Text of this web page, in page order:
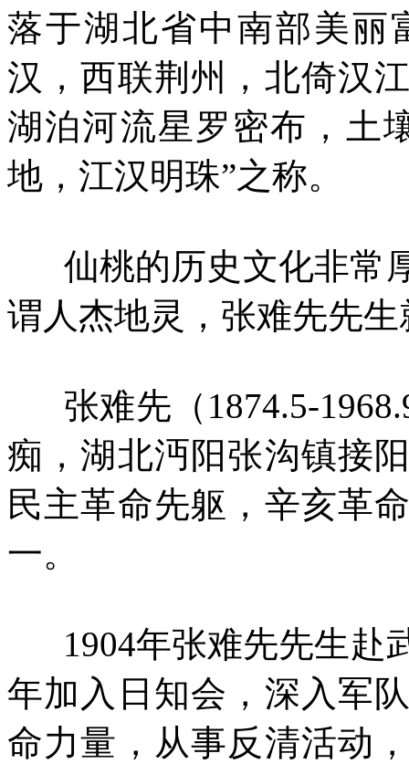
落于湖北省中南部美丽
汉，西联荆州，北倚汉
湖泊河流星罗密布，土
地，江汉明珠”之称。
仙桃的历史文化非常
谓人杰地灵，张难先先
张难先（1874.5-
痴，湖北沔阳张沟镇接
民主革命先躯，辛亥革
一。
1904年张难先先生赴
年加入日知会，深入军
命力量，从事反清活动